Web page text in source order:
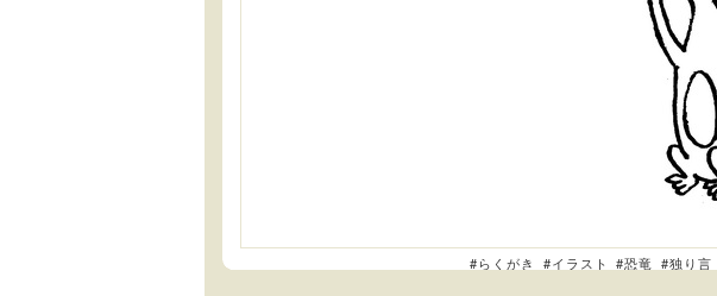
#らくがき #イラスト #恐竜 #独り言